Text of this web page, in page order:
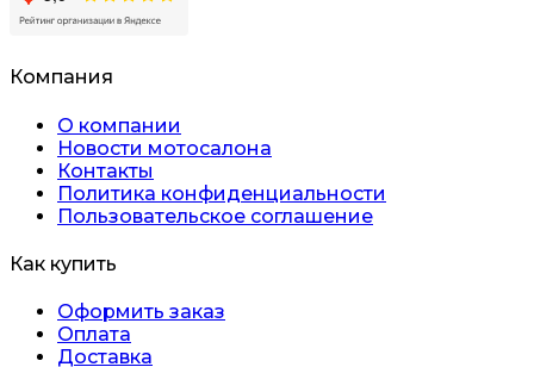
Компания
О компании
Новости мотосалона
Контакты
Политика конфиденциальности
Пользовательское соглашение
Как купить
Оформить заказ
Оплата
Доставка